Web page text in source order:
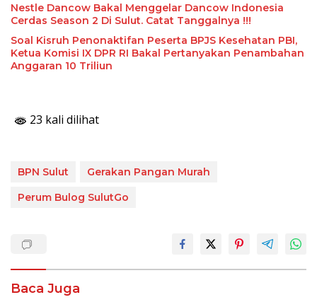
Nestle Dancow Bakal Menggelar Dancow Indonesia
Cerdas Season 2 Di Sulut. Catat Tanggalnya !!!
Soal Kisruh Penonaktifan Peserta BPJS Kesehatan PBI,
Ketua Komisi IX DPR RI Bakal Pertanyakan Penambahan
Anggaran 10 Triliun
23 kali dilihat
BPN Sulut
Gerakan Pangan Murah
Perum Bulog SulutGo
Baca Juga